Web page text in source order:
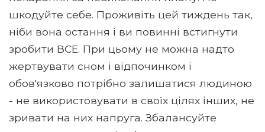
шкодуйте себе. Проживіть цей тиждень так,
ніби вона остання і ви повинні встигнути
зробити ВСЕ. При цьому не можна надто
жертвувати сном і відпочинком і
обов'язково потрібно залишатися людиною
- не використовувати в своїх цілях інших, не
зривати на них напруга. Збалансуйте